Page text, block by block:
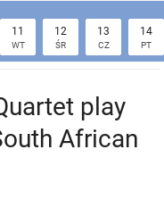
11
WT
12
ŚR
13
CZ
14
PT
play
African